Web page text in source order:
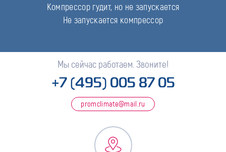
Компрессор гудит, но не запускается
Не запускается компрессор
Мы сейчас работаем. Звоните!
+7 (495) 005 87 05
promclimate@mail.ru